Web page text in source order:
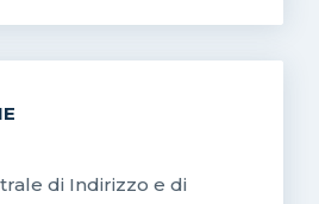
di Indirizzo e di